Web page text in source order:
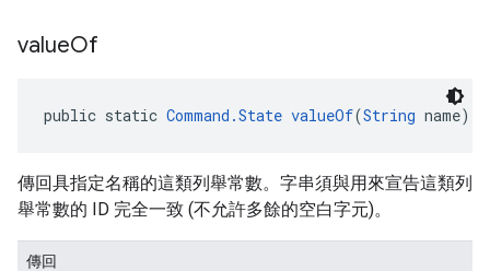
valueOf
public static Command.State valueOf(String name)
傳回具指定名稱的這類列舉常數。字串須與用來宣告這類列
舉常數的 ID 完全一致 (不允許多餘的空白字元)。
傳回